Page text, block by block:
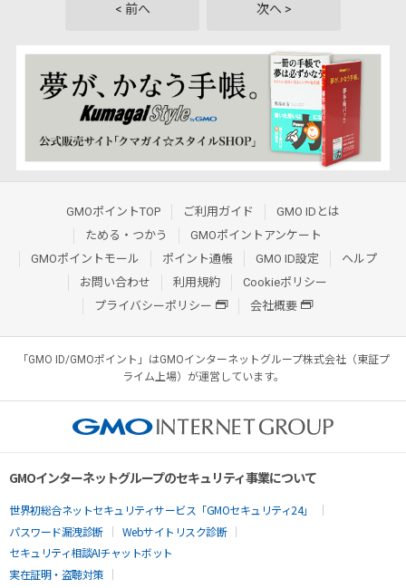
< 前へ 次へ >
GMOポイントTOP ご利用ガイド
GMO IDとは
ためる・つかう
GMOポイントアンケート
GMOポイントモール
ポイント通帳 GMO ID設定
ヘルプ
お問い合わせ
利用規約
Cookieポリシー
プライバシーポリシー
会社概要
「GMO ID/GMOポイント」はGMOインターネットグループ株式会社（東証プ
ライム上場）が運営しています。
GMOインターネットグループのセキュリティ事業について
世界初総合ネットセキュリティサービス「GMOセキュリティ24」
パスワード漏洩診断
Webサイトリスク診断
セキュリティ相談AIチャットボット
実在証明・盗聴対策